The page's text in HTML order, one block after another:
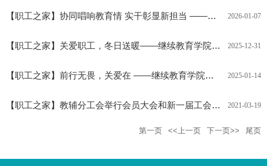
【职工之家】 协同唱响教育情 实干彰显新担当 ——继续教育学院喜获合唱比赛特殊贡献奖 2026-01-07
【职工之家】 关爱职工，冬日送暖——继续教育学院工会“职工小家”举办关爱慰问活动 2025-12-31
【职工之家】 前行无畏，关爱在 ——继续教育学院工会“职工小家”举办关爱慰问活动 2025-01-14
【职工之家】 教辅分工会举行会员大会和新一届工会委员会第一次会议 2021-03-19
第一页 <<上一页 下一页>> 尾页